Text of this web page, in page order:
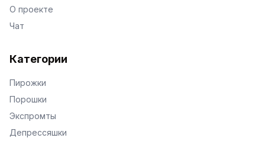
О проекте
Чат
Категории
Пирожки
Порошки
Экспромты
Депрессяшки